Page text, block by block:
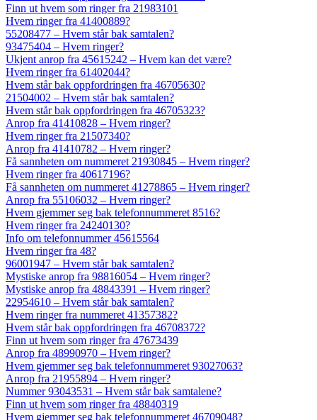
Finn ut hvem som ringer fra 21983101
Hvem ringer fra 41400889?
55208477 – Hvem står bak samtalen?
93475404 – Hvem ringer?
Ukjent anrop fra 45615242 – Hvem kan det være?
Hvem ringer fra 61402044?
Hvem står bak oppfordringen fra 46705630?
21504002 – Hvem står bak samtalen?
Hvem står bak oppfordringen fra 46705323?
Anrop fra 41410828 – Hvem ringer?
Hvem ringer fra 21507340?
Anrop fra 41410782 – Hvem ringer?
Få sannheten om nummeret 21930845 – Hvem ringer?
Hvem ringer fra 40617196?
Få sannheten om nummeret 41278865 – Hvem ringer?
Anrop fra 55106032 – Hvem ringer?
Hvem gjemmer seg bak telefonnummeret 8516?
Hvem ringer fra 24240130?
Info om telefonnummer 45615564
Hvem ringer fra 48?
96001947 – Hvem står bak samtalen?
Mystiske anrop fra 98816054 – Hvem ringer?
Mystiske anrop fra 48843391 – Hvem ringer?
22954610 – Hvem står bak samtalen?
Hvem ringer fra nummeret 41357382?
Hvem står bak oppfordringen fra 46708372?
Finn ut hvem som ringer fra 47673439
Anrop fra 48990970 – Hvem ringer?
Hvem gjemmer seg bak telefonnummeret 93027063?
Anrop fra 21955894 – Hvem ringer?
Nummer 93043531 – Hvem står bak samtalene?
Finn ut hvem som ringer fra 48840319
Hvem gjemmer seg bak telefonnummeret 46709048?